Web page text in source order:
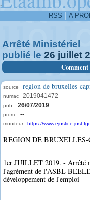
-
RSS A
Arrêté Ministériel
publié le 26 juillet
source region de bruxelles-
numac 2019041472
pub. 26/07/2019
prom. --
moniteur https://
REGION DE
1er JUILLET 2019. - Arrêté
l'agrément de l'ASBL
développement de l'emploi